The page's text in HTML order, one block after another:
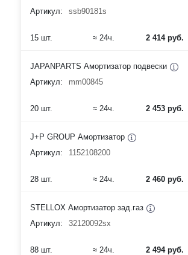
Артикул:
ssb90181s
15 шт. ≈ 24ч. 2 414 руб.
JAPANPARTS Амортизатор подвески
Артикул:
mm00845
20 шт. ≈ 24ч. 2 453 руб.
J+P GROUP Амортизатор
Артикул:
1152108200
28 шт. ≈ 24ч. 2 460 руб.
STELLOX Амортизатор зад.газ
Артикул:
32120092sx
88 шт. ≈ 24ч. 2 494 руб.